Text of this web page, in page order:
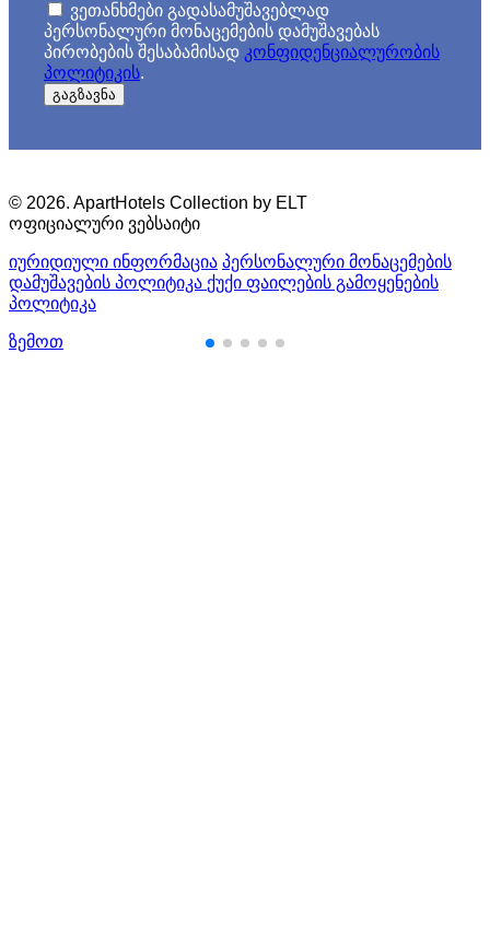
ვეთანხმები გადასამუშავებლად
პერსონალური მონაცემების დამუშავებას
პირობების შესაბამისად კონფიდენციალურობის
პოლიტიკის.
გაგზავნა
© 2026. ApartHotels Collection by ELT
ოფიციალური ვებსაიტი
იურიდიული ინფორმაცია პერსონალური მონაცემების
დამუშავების პოლიტიკა ქუქი ფაილების გამოყენების
პოლიტიკა
ზემოთ